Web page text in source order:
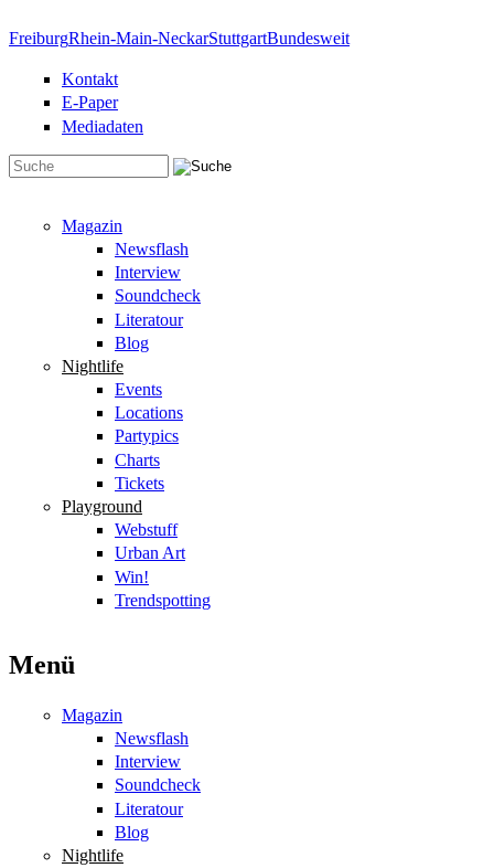
FreiburgRhein-Main-NeckarStuttgartBundesweit
Kontakt
E-Paper
Mediadaten
Magazin
Newsflash
Interview
Soundcheck
Literatour
Blog
Nightlife
Events
Locations
Partypics
Charts
Tickets
Playground
Webstuff
Urban Art
Win!
Trendspotting
Menü
Magazin
Newsflash
Interview
Soundcheck
Literatour
Blog
Nightlife